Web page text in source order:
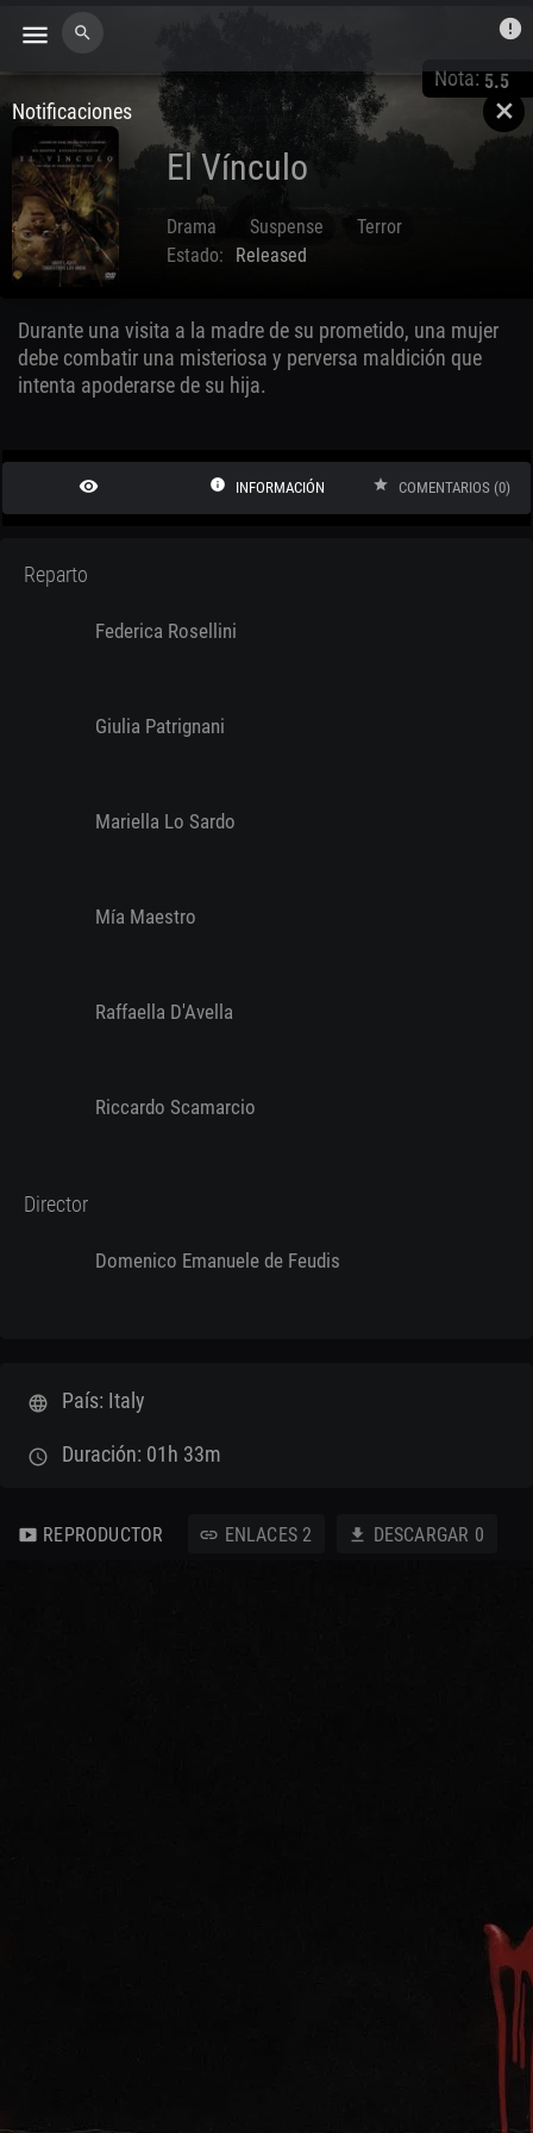
menu search error
close
Notificaciones
Nota:5.5
El Vínculo
Drama Suspense
Terror
Oct. 02 2020
Estado: Released
Durante una visita a la madre de su prometido, una mujer
debe combatir una misteriosa y perversa maldición que
intenta apoderarse de su hija.
remove_red_eye info INFORMACIÓN star COMENTARIOS (0)
Reparto
Federica Rosellini
Giulia Patrignani
Mariella Lo Sardo
Mía Maestro
Raffaella D'Avella
Riccardo Scamarcio
Director
Domenico Emanuele de Feudis
language País: Italy
schedule Duración: 01h 33m
smart_display REPRODUCTOR link ENLACES 2 download DESCARGAR 0